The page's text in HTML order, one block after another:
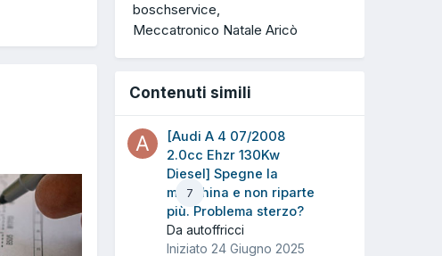
boschservice
Meccatronico Natale Aricò
Contenuti simili
7
[Audi A 4 07/2008
2.0cc Ehzr 130Kw
Diesel] Spegne la
macchina e non riparte
più. Problema sterzo?
Da autoffricci
Iniziato 24 Giugno 2025